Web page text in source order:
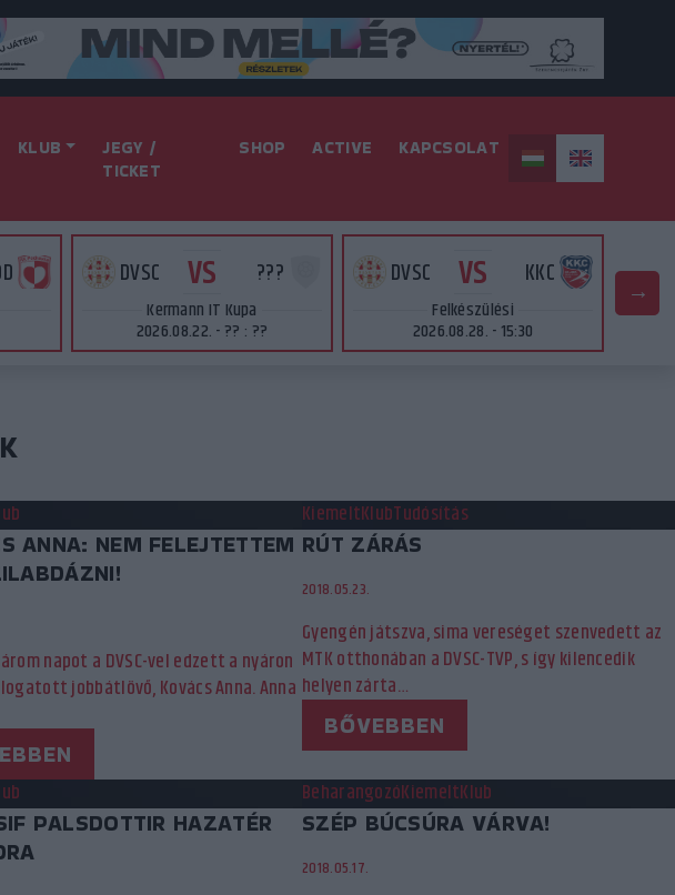
KLUB
JEGY /
TICKET
SHOP ACTIVE KAPCSOLAT
DVSC VS ???
Kermann IT Kupa
2026.08.22. - ?? : ??
DVSC VS KKC
Felkészülési
2026.08.28. - 15:30
ANNA: NEM FELEJTETTEM
napot a DVSC-vel edzett a nyáron
jobbátlövő, Kovács Anna. Anna
KiemeltKlubTudósítás
RÚT ZÁRÁS
2018.05.23.
Gyengén játszva, sima vereséget szenvedett az
MTK otthonában a DVSC-TVP, s így kilencedik
helyen zárta…
BŐVEBBEN
PALSDOTTIR HAZATÉR
BeharangozóKiemeltKlub
SZÉP BÚCSÚRA VÁRVA!
2018.05.17.